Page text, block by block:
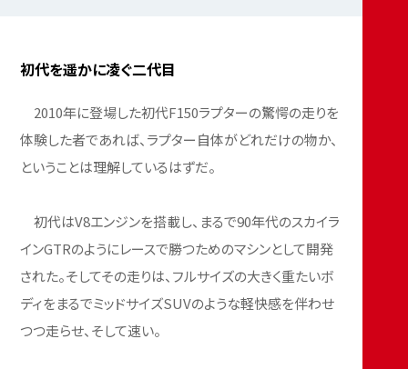
初代を遥かに凌ぐ二代目
2010年に登場した初代F150ラプターの驚愕の走りを
体験した者であれば、ラプター自体がどれだけの物か、
ということは理解しているはずだ。
初代はV8エンジンを搭載し、まるで90年代のスカイラ
インGTRのようにレースで勝つためのマシンとして開発
された。そしてその走りは、フルサイズの大きく重たいボ
ディをまるでミッドサイズSUVのような軽快感を伴わせ
つつ走らせ、そして速い。